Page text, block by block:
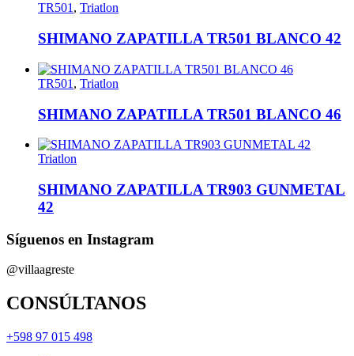
TR501, Triatlon
SHIMANO ZAPATILLA TR501 BLANCO 42
TR501 , Triatlon
SHIMANO ZAPATILLA TR501 BLANCO 46
Triatlon
SHIMANO ZAPATILLA TR903 GUNMETAL
42
Síguenos en Instagram
@villaagreste
CONSÚLTANOS
+598 97 015 498